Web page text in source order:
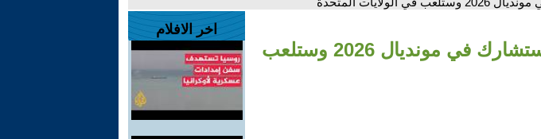
- رئيس الفيفا: إيران ستشارك في مونديال 2026 وستلعب
اخر الافلام